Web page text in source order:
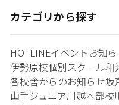
カテゴリから探す
HOTLINEイベントお知
伊勢原校個別スクール和
各校舎からのお知らせ坂
山手ジュニア川越本部校